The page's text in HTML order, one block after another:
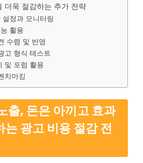
더욱 절감하는 추가 전략
설정과 모니터링
활용
수렴 및 반영
고 형식 테스트
및 포럼 활용
치마킹
출, 돈은 아끼고 효과
는 광고 비용 절감 전